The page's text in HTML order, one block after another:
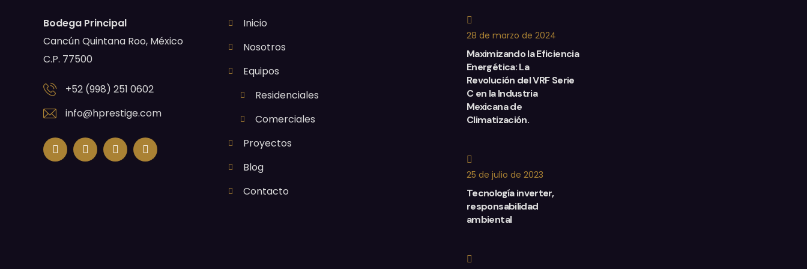
Bodega Principal
Cancún Quintana Roo, México
C.P. 77500
+52 (998) 251 0602
info@hprestige.com
Inicio
Nosotros
Equipos
Residenciales
Comerciales
Proyectos
Blog
Contacto
28 de marzo de 2024
Maximizando la Eficiencia
Energética: La
Revolución del VRF Serie
C en la Industria
Mexicana de
Climatización.
25 de julio de 2023
Tecnología inverter,
responsabilidad
ambiental